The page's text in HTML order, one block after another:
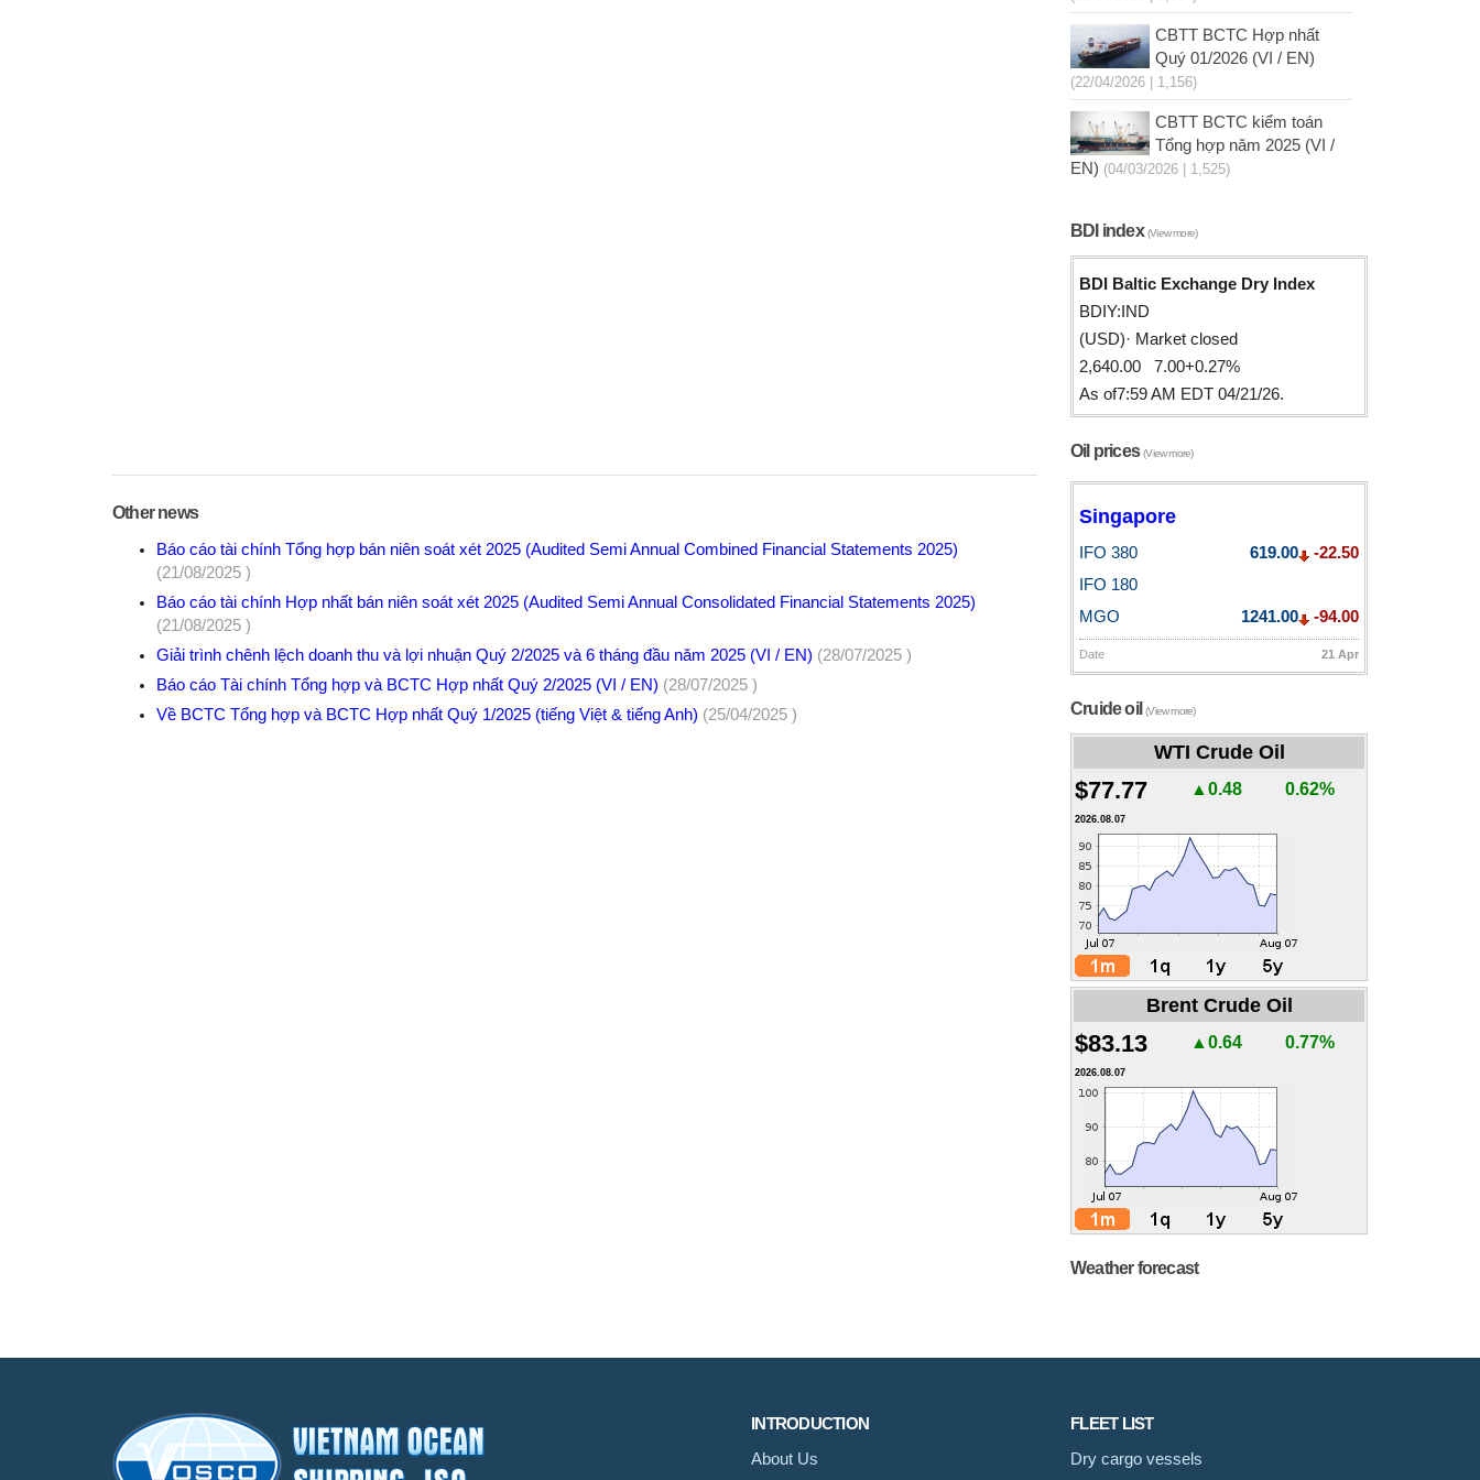
Other news
Báo cáo tài chính Tổng hợp bán niên soát xét 2025 (Audited Semi Annual Combined Financial Statements 2025)
(21/08/2025 )
Báo cáo tài chính Hợp nhất bán niên soát xét 2025 (Audited Semi Annual Consolidated Financial Statements 2025)
(21/08/2025 )
Giải trình chênh lệch doanh thu và lợi nhuận Quý 2/2025 và 6 tháng đầu năm 2025 (VI / EN) (28/07/2025 )
Báo cáo Tài chính Tổng hợp và BCTC Hợp nhất Quý 2/2025 (VI / EN) (28/07/2025 )
Về BCTC Tổng hợp và BCTC Hợp nhất Quý 1/2025 (tiếng Việt & tiếng Anh) (25/04/2025 )
CBTT BCTC Hợp nhất
Quý 01/2026 (VI / EN)
(22/04/2026 | 1,156)
CBTT BCTC kiểm toán
Tổng hợp năm 2025 (VI /
EN) (04/03/2026 | 1,525)
BDI index(View more)
BDI Baltic Exchange Dry Index
BDIY:IND
(USD)· Market closed
2,640.00 7.00+0.27%
As of7:59 AM EDT 04/21/26.
Oil prices(View more)
Singapore
IFO 380 619.00
-22.50
IFO 180
MGO
1241.00 -94.00
Date 21 Apr
Cruide oil(View more)
WTI Crude Oil
$77.77 ▲0.48 0.62%
2026.08.07
Brent Crude Oil
$83.13 ▲0.64 0.77%
2026.08.07
Weather forecast
INTRODUCTION
About Us
FLEET LIST
Dry cargo vessels